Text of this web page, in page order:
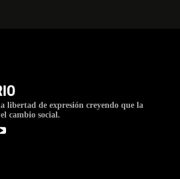
libertad de expresión creyendo que la
cambio social.